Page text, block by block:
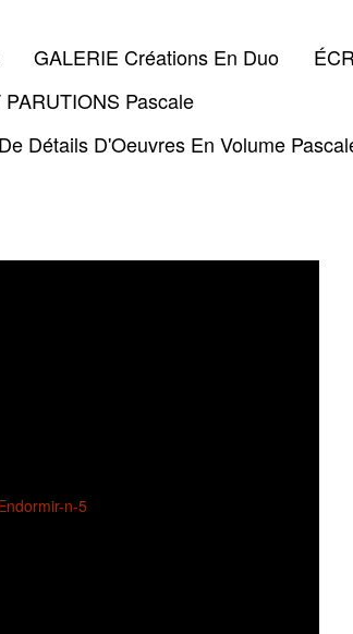
GALERIE Créations En Duo
Pascale
Détails D'Oeuvres En Volume